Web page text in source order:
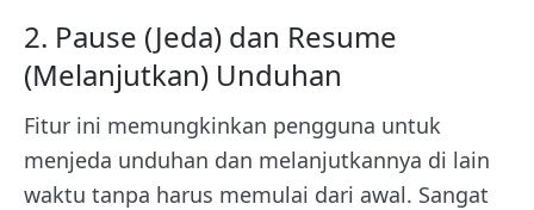
2. Pause (Jeda) dan Resume
(Melanjutkan) Unduhan
Fitur ini memungkinkan pengguna untuk
menjeda unduhan dan melanjutkannya di lain
waktu tanpa harus memulai dari awal. Sangat